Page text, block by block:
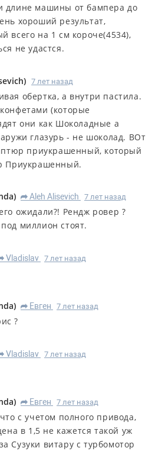
длине машины от бампера до
хороший результат,
всего на 1 см короче(4534),
не удастся.
) 7 лет назад
обертка, а внутри пастила.
(которые
они как Шоколадные а
глазурь - не шоколад. ВОт
приукрашенный, который
Приукрашенный.
) R Aleh Alisevich 7 лет назад
ожидали?! Рендж ровер ?
миллион стоят.
Vladislav 7 лет назад
) R Евген 7 лет назад
?
Vladislav 7 лет назад
) R Евген 7 лет назад
с учетом полного привода,
в 1,5 не кажется такой уж
Сузуки витару с турбомотор